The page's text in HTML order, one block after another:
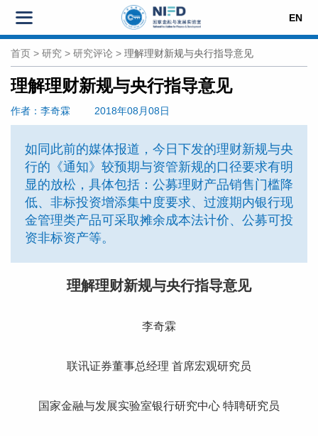
EN
首页 > 研究 > 研究评论 > 理解理财新规与央行指导意见
理解理财新规与央行指导意见
作者 ：李奇霖 2018年08月08日
如同此前的媒体报道，今日下发的理财新规与央
行的《通知》较预期与资管新规的口径要求有明
显的放松，具体包括：公募理财产品销售门槛降
低、非标投资增添集中度要求、过渡期内银行现
金管理类产品可采取摊余成本法计价、公募可投
资非标资产等。
理解理财新规与央行指导意见
李奇霖
联讯证券董事总经理 首席宏观研究员
国家金融与发展实验室银行研究中心 特聘研究员